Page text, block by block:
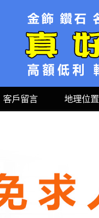
客戶留言 地理位置